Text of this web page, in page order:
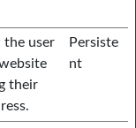
the user
their
Persiste
nt